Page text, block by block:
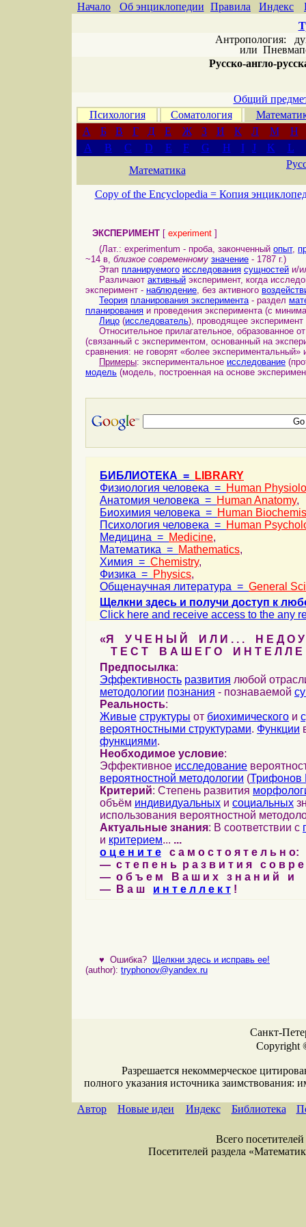
Начало Об энциклопедии Правила Индекс
Антропология:
или
Русско-англо-
Общий
Психология
Соматология
А
Б В Г Д Е Ж З И К Л М
Н
A
B C D E F G H I J K
L
Математика
Copy of the Encyclopedia = Копия
ЭКСПЕРИМЕНТ [ experiment ]
(Лат.: experimentum - проба, законченный опыт,
~14 в, близкое современному значение - 1787 г.)
Этап планируемого исследования сущностей и/
Различают активный эксперимент, когда
эксперимент - наблюдение, без активного
Теория планирования эксперимента- раздел
планирования и проведения эксперимента (с
Лицо (исследователь), проводящее
Относительное прилагательное, образованное
(связанный с экспериментом, основанный на
сравнения: не говорят «более
Примеры: экспериментальное исследование
модель (модель, построенная на основе
БИБЛИОТЕКА =
LIBRARY
Физиология человека = Human
Анатомия человека = Human Anatomy,
Биохимия человека = Human
Психология человека = Human
Медицина = Medicine,
Математика = Mathematics,
Химия = Chemistry,
Физика = Physics,
Общенаучная литература = General
Щелкни здесь и получи доступ к
Click here and receive access to the any
«Я У Ч Е Н Ы Й И Л И . . . Н Е Д О У
Т Е С Т В А Ш Е Г О И Н Т Е Л Л Е
Предпосылка:
Эффективность развития любой
методологии познания - познаваемой
Реальность:
Живые структуры от биохимического и
вероятностными структурами. Функции
функциями.
Необходимое условие:
Эффективное исследование
вероятностной методологии (Трифонов
Критерий: Степень развития
объём индивидуальных и социальных
использования вероятностной
Актуальные знания: В соответствии с
и критерием... ...
о ц е н и т е с а м о с т о я т е л ь н о:
— с т е п е н ь р а з в и т и я с о в р
— о б ъ е м В а ш и х з н а н и й и
— В а ш и н т е л л е к т !
♥ Ошибка?
Щелкни здесь и исправь ее!
(author): tryphonov@yandex.ru
Санкт-
Copyright
Разрешается некоммерческое
полного указания источника заимствования:
Автор Новые идеи Индекс Библиотека
Всего
Посетителей раздела